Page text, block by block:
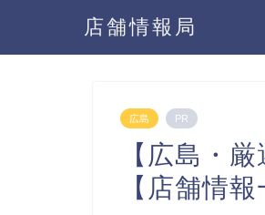
店舗情報局
広島 PR
【広島・
【店舗情報